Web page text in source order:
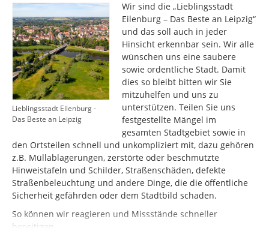
Lieblingsstadt Eilenburg -
Das Beste an Leipzig
Wir sind die „Lieblingsstadt
Eilenburg – Das Beste an Leipzig“
und das soll auch in jeder
Hinsicht erkennbar sein. Wir alle
wünschen uns eine saubere
sowie ordentliche Stadt. Damit
dies so bleibt bitten wir Sie
mitzuhelfen und uns zu
unterstützen. Teilen Sie uns
festgestellte Mängel im
gesamten Stadtgebiet sowie in
den Ortsteilen schnell und unkompliziert mit, dazu gehören
z.B. Müllablagerungen, zerstörte oder beschmutzte
Hinweistafeln und Schilder, Straßenschäden, defekte
Straßenbeleuchtung und andere Dinge, die die öffentliche
Sicherheit gefährden oder dem Stadtbild schaden.
So können wir reagieren und Missstände schneller